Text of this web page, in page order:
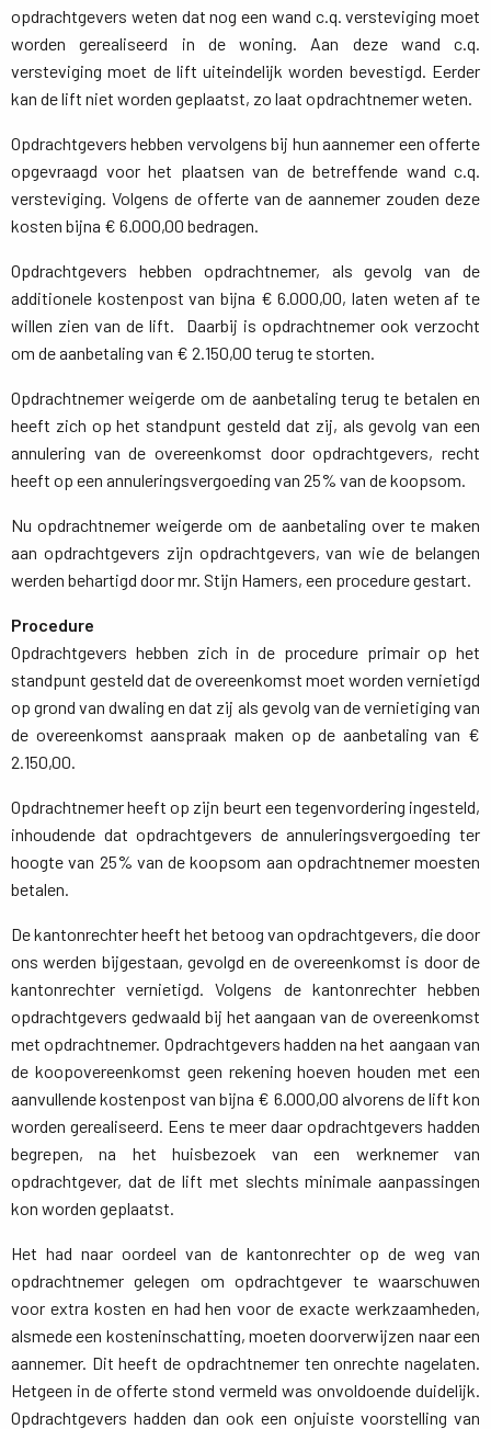
opdrachtgevers weten dat nog een wand c.q. versteviging moet
worden gerealiseerd in de woning. Aan deze wand c.q.
versteviging moet de lift uiteindelijk worden bevestigd. Eerder
kan de lift niet worden geplaatst, zo laat opdrachtnemer weten.
Opdrachtgevers hebben vervolgens bij hun aannemer een offerte
opgevraagd voor het plaatsen van de betreffende wand c.q.
versteviging. Volgens de offerte van de aannemer zouden deze
kosten bijna € 6.000,00 bedragen.
Opdrachtgevers hebben opdrachtnemer, als gevolg van de
additionele kostenpost van bijna € 6.000,00, laten weten af te
willen zien van de lift. Daarbij is opdrachtnemer ook verzocht
om de aanbetaling van € 2.150,00 terug te storten.
Opdrachtnemer weigerde om de aanbetaling terug te betalen en
heeft zich op het standpunt gesteld dat zij, als gevolg van een
annulering van de overeenkomst door opdrachtgevers, recht
heeft op een annuleringsvergoeding van 25% van de koopsom.
Nu opdrachtnemer weigerde om de aanbetaling over te maken
aan opdrachtgevers zijn opdrachtgevers, van wie de belangen
werden behartigd door mr. Stijn Hamers, een procedure gestart.
Procedure
Opdrachtgevers hebben zich in de procedure primair op het
standpunt gesteld dat de overeenkomst moet worden vernietigd
op grond van dwaling en dat zij als gevolg van de vernietiging van
de overeenkomst aanspraak maken op de aanbetaling van €
2.150,00.
Opdrachtnemer heeft op zijn beurt een tegenvordering ingesteld,
inhoudende dat opdrachtgevers de annuleringsvergoeding ter
hoogte van 25% van de koopsom aan opdrachtnemer moesten
betalen.
De kantonrechter heeft het betoog van opdrachtgevers, die door
ons werden bijgestaan, gevolgd en de overeenkomst is door de
kantonrechter vernietigd. Volgens de kantonrechter hebben
opdrachtgevers gedwaald bij het aangaan van de overeenkomst
met opdrachtnemer. Opdrachtgevers hadden na het aangaan van
de koopovereenkomst geen rekening hoeven houden met een
aanvullende kostenpost van bijna € 6.000,00 alvorens de lift kon
worden gerealiseerd. Eens te meer daar opdrachtgevers hadden
begrepen, na het huisbezoek van een werknemer van
opdrachtgever, dat de lift met slechts minimale aanpassingen
kon worden geplaatst.
Het had naar oordeel van de kantonrechter op de weg van
opdrachtnemer gelegen om opdrachtgever te waarschuwen
voor extra kosten en had hen voor de exacte werkzaamheden,
alsmede een kosteninschatting, moeten doorverwijzen naar een
aannemer. Dit heeft de opdrachtnemer ten onrechte nagelaten.
Hetgeen in de offerte stond vermeld was onvoldoende duidelijk.
Opdrachtgevers hadden dan ook een onjuiste voorstelling van